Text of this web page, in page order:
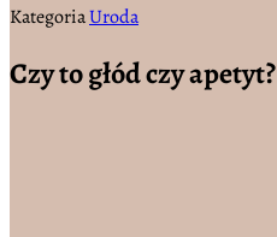
KategoriaUroda
Czy to głód czy apetyt?